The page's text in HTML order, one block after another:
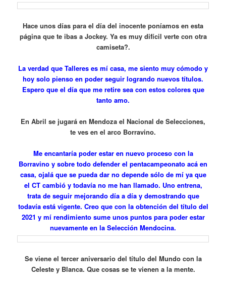
Hace unos días para el día del inocente poníamos en esta
página que te ibas a Jockey. Ya es muy difícil verte con otra
camiseta?.
La verdad que Talleres es mí casa, me siento muy cómodo y
hoy solo pienso en poder seguir logrando nuevos títulos.
Espero que el día que me retire sea con estos colores que
tanto amo.
En Abril se jugará en Mendoza el Nacional de Selecciones,
te ves en el arco Borravino.
Me encantaría poder estar en nuevo proceso con la
Borravino y sobre todo defender el pentacampeonato acá en
casa, ojalá que se pueda dar no depende sólo de mí ya que
el CT cambió y todavía no me han llamado. Uno entrena,
trata de seguir mejorando día a día y demostrando que
todavía está vigente. Creo que con la obtención del título del
2021 y mí rendimiento sume unos puntos para poder estar
nuevamente en la Selección Mendocina.
Se viene el tercer aniversario del título del Mundo con la
Celeste y Blanca. Que cosas se te vienen a la mente.